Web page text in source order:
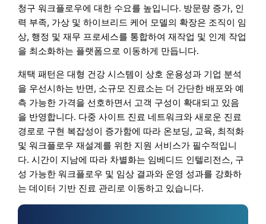
청구 워크플로우에 대한 수요를 높입니다. 방문량 증가, 인
력 부족, 가상 및 하이브리드 케어 모델의 확장은 조직이 임
상, 행정 및 재무 프로세스를 통합하여 재작업 및 인계 작업
을 최소화하는 플랫폼으로 이동하게 만듭니다.
채택 패턴은 대형 건강 시스템이 상호 운용성과 기업 분석
을 우선시하는 반면, 소규모 진료소는 더 간단한 배포와 예
측 가능한 가격을 선호하면서 고객 구성이 확대되고 있음
을 반영합니다. 다중 사이트 진료 네트워크와 새로운 진료
경로로 구현 복잡성이 증가함에 따라 온보딩, 교육, 최적화
및 워크플로우 재설계를 위한 지원 서비스가 필수적입니
다. 시간이 지남에 따라 차별화는 임베디드 인텔리전스, 구
성 가능한 워크플로우 및 임상 결과와 운영 성과를 강화하
는 데이터 기반 진료 관리로 이동하고 있습니다.